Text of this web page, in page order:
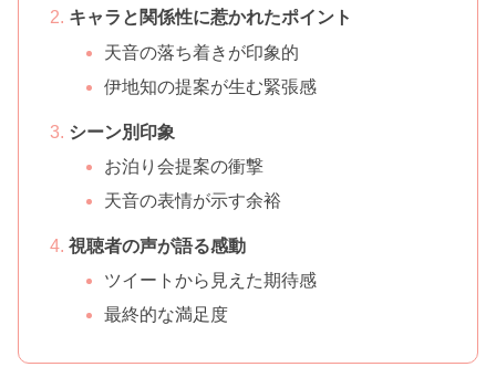
キャラと関係性に惹かれたポイント
天音の落ち着きが印象的
伊地知の提案が生む緊張感
シーン別印象
お泊り会提案の衝撃
天音の表情が示す余裕
視聴者の声が語る感動
ツイートから見えた期待感
最終的な満足度